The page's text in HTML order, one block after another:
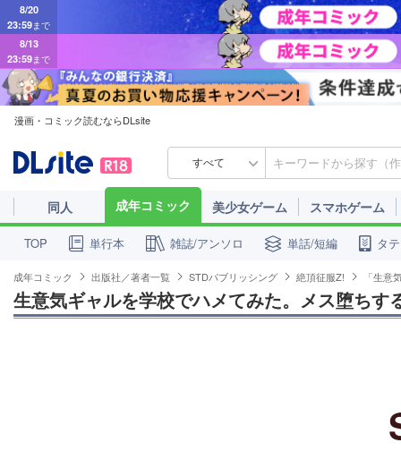
23:59まで
8/13
23:59まで
漫画・コミック読むならDLsite
すべて
同人 成年コミック 美少女ゲーム スマホゲーム
TOP 単行本 雑誌/アンソロ 単話/短編 タ
成年コミック 出版社／著者一覧 STDパブリッシング 絶頂征服Z! 「生意
生意気ギャルを学校でハメてみた。メス堕ちす